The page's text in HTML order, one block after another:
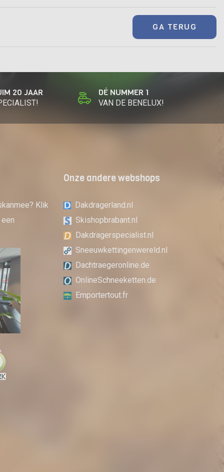
GA TERUG
20 JAAR DÉ NUMMER 1
VAN DE BENELUX!
Klik
Onze andere webshops
Dakdragerland.nl
Skishopbrabant.nl
Dakdragerspecialist.nl
Sneeuwkettingenwereld.nl
Dachtraegeronline.de
OnlineSchneeketten.de
Emportertout.fr